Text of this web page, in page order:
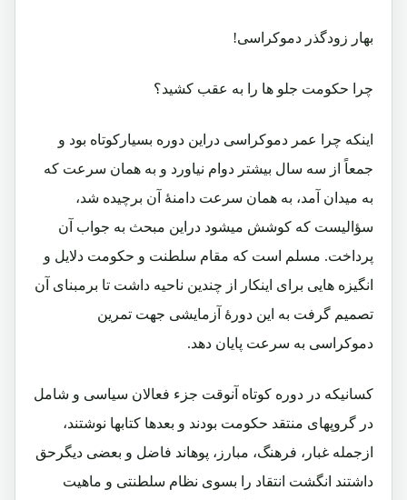
بهار زودگذر دموکراسی!
چرا حکومت جلو ها را به عقب کشید؟
اینکه چرا عمر دموکراسی دراین دوره بسیارکوتاه بود و
جمعاً از سه سال بیشتر دوام نیاورد و به همان سرعت که
به میدان آمد، به همان سرعت دامنۀ آن برچیده شد،
سؤالیست که کوشش میشود دراین مبحث به جواب آن
پرداخت. مسلم است که مقام سلطنت و حکومت دلایل و
انگیزه هایی برای اینکار از چندین ناحیه داشت تا برمبنای آن
تصمیم گرفت به این دورۀ آزمایشی جهت تمرین
دموکراسی به سرعت پایان دهد.
کسانیکه در دوره کوتاه آنوقت جزء فعالان سیاسی و شامل
در گروپهای منتقد حکومت بودند و بعدها کتابها نوشتند،
ازجمله غبار، فرهنگ، مبارز، پوهاند فاضل و بعضی دیگرحق
داشتند انگشت انتقاد را بسوی نظام سلطنتی و ماهیت